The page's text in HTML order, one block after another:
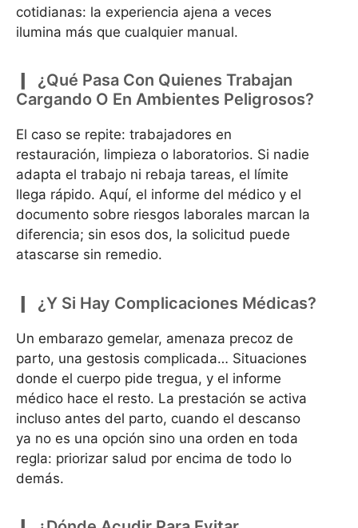
cotidianas: la experiencia ajena a veces
ilumina más que cualquier manual.
¿Qué Pasa Con Quienes Trabajan
Cargando O En Ambientes Peligrosos?
El caso se repite: trabajadores en
restauración, limpieza o laboratorios. Si nadie
adapta el trabajo ni rebaja tareas, el límite
llega rápido. Aquí, el informe del médico y el
documento sobre riesgos laborales marcan la
diferencia; sin esos dos, la solicitud puede
atascarse sin remedio.
¿Y Si Hay Complicaciones Médicas?
Un embarazo gemelar, amenaza precoz de
parto, una gestosis complicada… Situaciones
donde el cuerpo pide tregua, y el informe
médico hace el resto. La prestación se activa
incluso antes del parto, cuando el descanso
ya no es una opción sino una orden en toda
regla: priorizar salud por encima de todo lo
demás.